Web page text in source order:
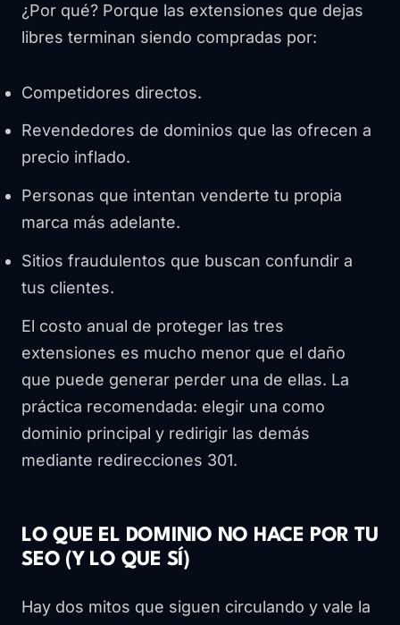
¿Por qué? Porque las extensiones que dejas
libres terminan siendo compradas por:
Competidores directos.
Revendedores de dominios que las ofrecen a
precio inflado.
Personas que intentan venderte tu propia
marca más adelante.
Sitios fraudulentos que buscan confundir a
tus clientes.
El costo anual de proteger las tres
extensiones es mucho menor que el daño
que puede generar perder una de ellas. La
práctica recomendada: elegir una como
dominio principal y redirigir las demás
mediante redirecciones 301.
LO QUE EL DOMINIO NO HACE POR TU
SEO (Y LO QUE SÍ)
Hay dos mitos que siguen circulando y vale la